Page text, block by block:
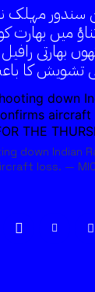
سندور مہلک
میں بھارت
بھارتی
تشویش کا
down Indian
loss. —